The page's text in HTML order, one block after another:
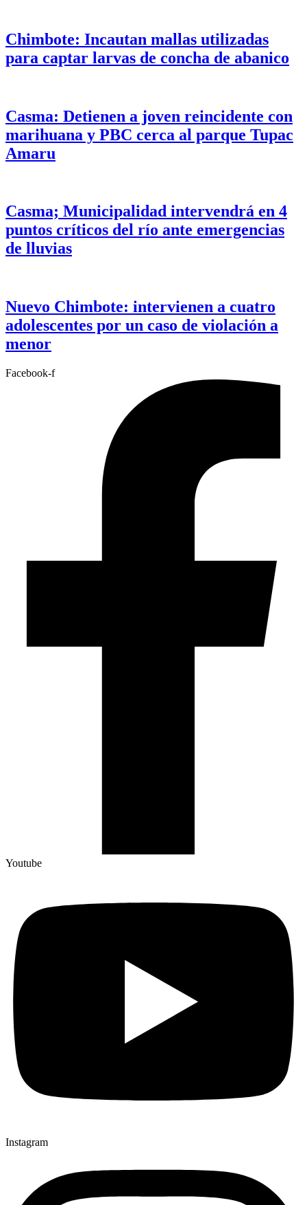
Chimbote: Incautan mallas utilizadas
para captar larvas de concha de abanico
Casma: Detienen a joven reincidente con
marihuana y PBC cerca al parque Tupac
Amaru
Casma; Municipalidad intervendrá en 4
puntos críticos del río ante emergencias
de lluvias
Nuevo Chimbote: intervienen a cuatro
adolescentes por un caso de violación a
menor
Facebook-f
Youtube
Instagram